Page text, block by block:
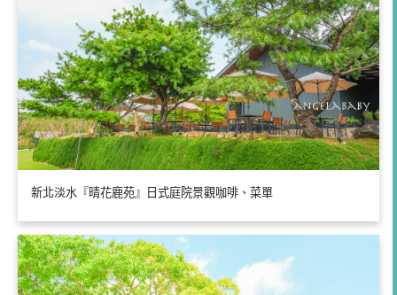
新北淡水『晴花鹿苑』日式庭院景觀咖啡、菜單